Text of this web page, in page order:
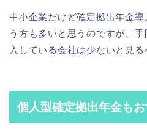
中小企業だけど確定拠出年金
う方も多いと思うのですが、
入している会社は少ないと見る
個人型確定拠出年金も